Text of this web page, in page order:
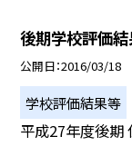
後期学校評価結
公開日 2016/03/18
学校評価結果等
平成27年度後期